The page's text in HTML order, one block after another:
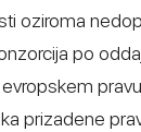
oziroma
po
pravu.
prizadene